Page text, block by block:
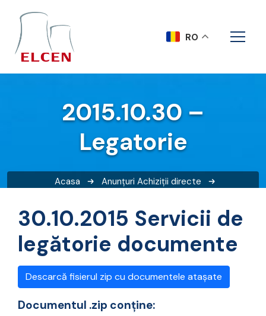
2015.10.30 –
Legatorie
Acasa Anunțuri Achiziții directe
30.10.2015 Servicii de
legătorie documente
Descarcă fisierul zip cu documentele atașate
Documentul .zip conține:
RO